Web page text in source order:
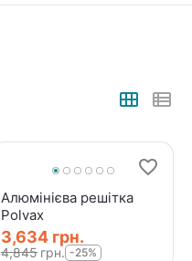
Алюмінієва решітка
Polvax
3,634 грн.
4,845 грн. -25%